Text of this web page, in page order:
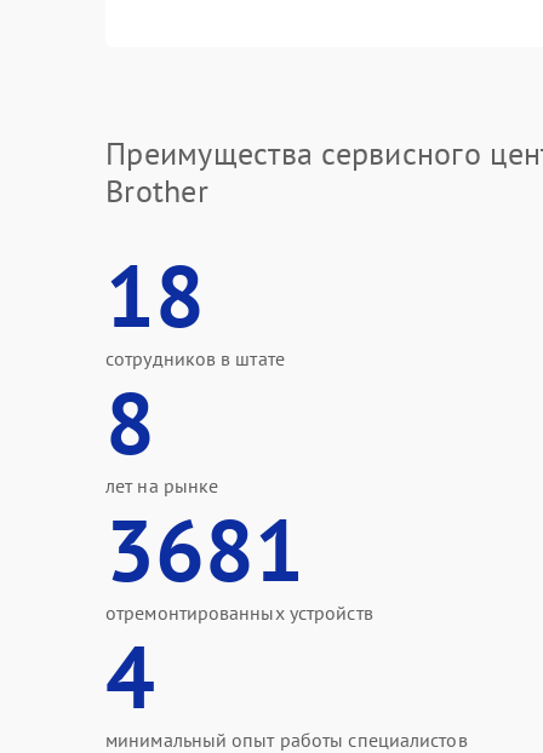
Преимущества сервисного
Brother
18
сотрудников в штате
8
лет на рынке
3681
отремонтированных устройств
4
минимальный опыт работы специалистов